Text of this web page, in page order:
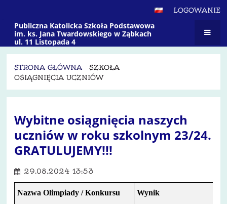
LOGOWANIE
Publiczna Katolicka Szkoła Podstawowa
im. ks. Jana Twardowskiego w Ząbkach
ul. 11 Listopada 4
STRONA GŁÓWNA
SZKOŁA
OSIĄGNIĘCIA UCZNIÓW
Uczniów
Wybitne osiągnięcia naszych
uczniów w roku szkolnym 23/24.
GRATULUJEMY!!!
29.08.2024 13:53
Nazwa Olimpiady / Konkursu
Wynik